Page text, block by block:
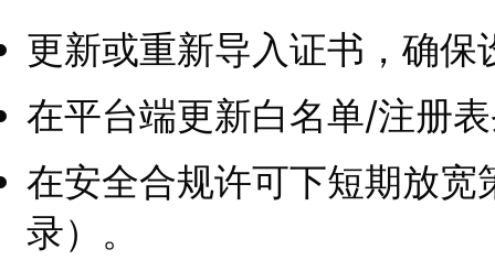
更新或重新导入证书，确
在平台端更新白名单/注册
在安全合规许可下短期放
录）。